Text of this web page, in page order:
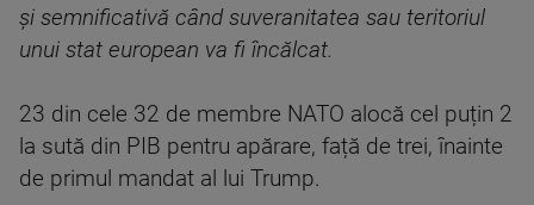
și semnificativă când suveranitatea sau teritoriul
unui stat european va fi încălcat.
23 din cele 32 de membre NATO alocă cel puțin 2
la sută din PIB pentru apărare, față de trei, înainte
de primul mandat al lui Trump.